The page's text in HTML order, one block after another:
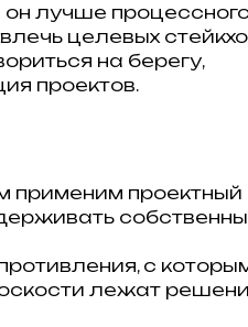
лучше
целевых
на берегу,
проектов.
применим проектный
с
лежат